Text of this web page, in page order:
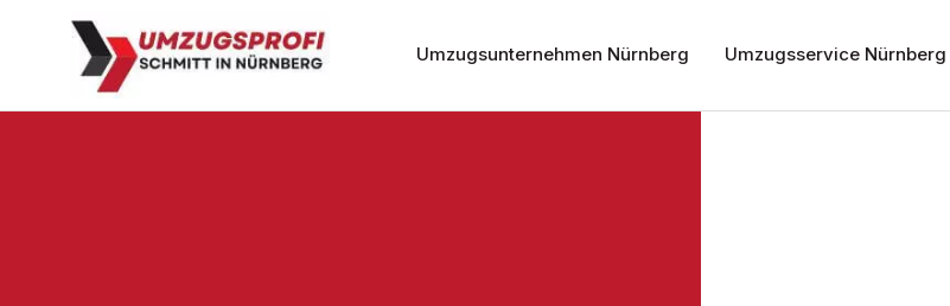
Umzugsunternehmen Nürnberg Umzugsservice Nürnberg